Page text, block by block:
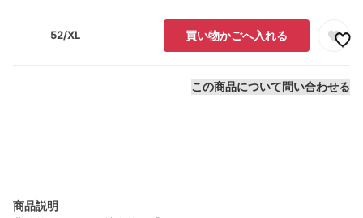
52/XL 買い物かごへ入れる
この商品について問い合わせる
商品説明